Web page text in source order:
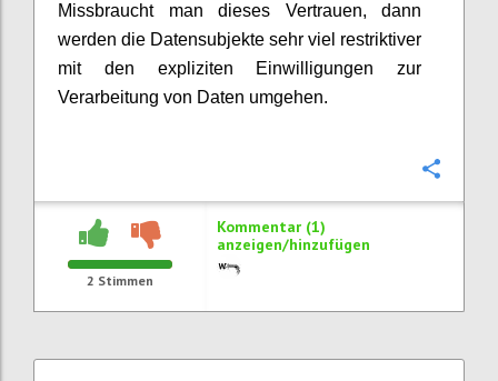
Missbraucht man dieses Vertrauen, dann
werden die Datensubjekte sehr viel restriktiver
mit den expliziten Einwilligungen zur
Verarbeitung von Daten umgehen.
2 Stimmen
Kommentar (1)
anzeigen/hinzufügen